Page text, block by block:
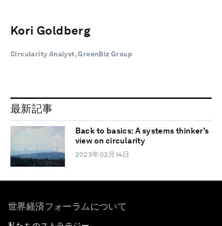
Kori Goldberg
Circularity Analyst, GreenBiz Group
最新記事
Back to basics: A systems thinker's
view on circularity
2023年02月14日
世界経済フォーラムについて